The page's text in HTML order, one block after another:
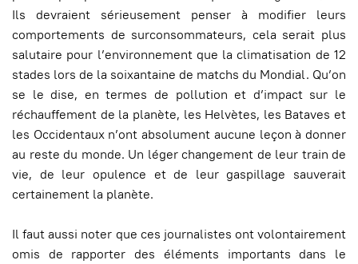
Ils devraient sérieusement penser à modifier leurs
comportements de surconsommateurs, cela serait plus
salutaire pour l’environnement que la climatisation de 12
stades lors de la soixantaine de matchs du Mondial. Qu’on
se le dise, en termes de pollution et d’impact sur le
réchauffement de la planète, les Helvètes, les Bataves et
les Occidentaux n’ont absolument aucune leçon à donner
au reste du monde. Un léger changement de leur train de
vie, de leur opulence et de leur gaspillage sauverait
certainement la planète.
Il faut aussi noter que ces journalistes ont volontairement
omis de rapporter des éléments importants dans le